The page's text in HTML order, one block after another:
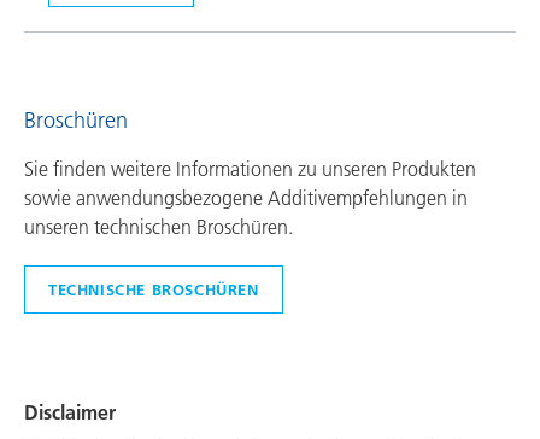
Broschüren
Sie finden weitere Informationen zu unseren Produkten
sowie anwendungsbezogene Additivempfehlungen in
unseren technischen Broschüren.
TECHNISCHE BROSCHÜREN
Disclaimer